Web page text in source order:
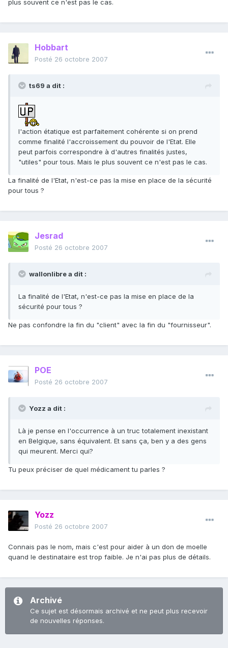
plus souvent ce n'est pas le cas.
Hobbart
Posté 26 octobre 2007
ts69 a dit :
l'action étatique est parfaitement cohérente si on prend
comme finalité l'accroissement du pouvoir de l'Etat. Elle
peut parfois correspondre à d'autres finalités justes,
"utiles" pour tous. Mais le plus souvent ce n'est pas le cas.
La finalité de l'Etat, n'est-ce pas la mise en place de la sécurité
pour tous ?
Jesrad
Posté 26 octobre 2007
wallonlibre a dit :
La finalité de l'Etat, n'est-ce pas la mise en place de la
sécurité pour tous ?
Ne pas confondre la fin du "client" avec la fin du "fournisseur".
POE
Posté 26 octobre 2007
Yozz a dit :
Là je pense en l'occurrence à un truc totalement inexistant
en Belgique, sans équivalent. Et sans ça, ben y a des gens
qui meurent. Merci qui?
Tu peux préciser de quel médicament tu parles ?
Yozz
Posté 26 octobre 2007
Connais pas le nom, mais c'est pour aider à un don de moelle
quand le destinataire est trop faible. Je n'ai pas plus de détails.
Archivé
Ce sujet est désormais archivé et ne peut plus recevoir
de nouvelles réponses.